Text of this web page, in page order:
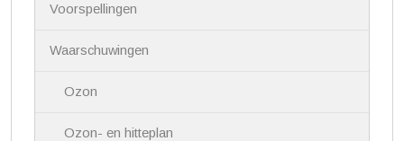
Voorspellingen
Waarschuwingen
Ozon
Ozon- en hitteplan